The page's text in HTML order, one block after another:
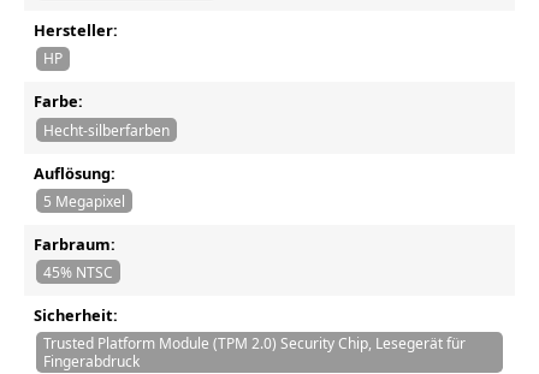
Hersteller:
HP
Farbe:
Hecht-silberfarben
Auflösung:
5 Megapixel
Farbraum:
45% NTSC
Sicherheit:
Trusted Platform Module (TPM 2.0) Security Chip, Lesegerät für
Fingerabdruck